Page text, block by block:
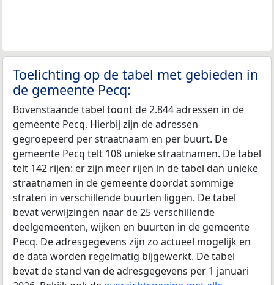
Toelichting op de tabel met gebieden in
de gemeente Pecq:
Bovenstaande tabel toont de 2.844 adressen in de
gemeente Pecq. Hierbij zijn de adressen
gegroepeerd per straatnaam en per buurt. De
gemeente Pecq telt 108 unieke straatnamen. De tabel
telt 142 rijen: er zijn meer rijen in de tabel dan unieke
straatnamen in de gemeente doordat sommige
straten in verschillende buurten liggen. De tabel
bevat verwijzingen naar de 25 verschillende
deelgemeenten, wijken en buurten in de gemeente
Pecq. De adresgegevens zijn zo actueel mogelijk en
de data worden regelmatig bijgewerkt. De tabel
bevat de stand van de adresgegevens per 1 januari